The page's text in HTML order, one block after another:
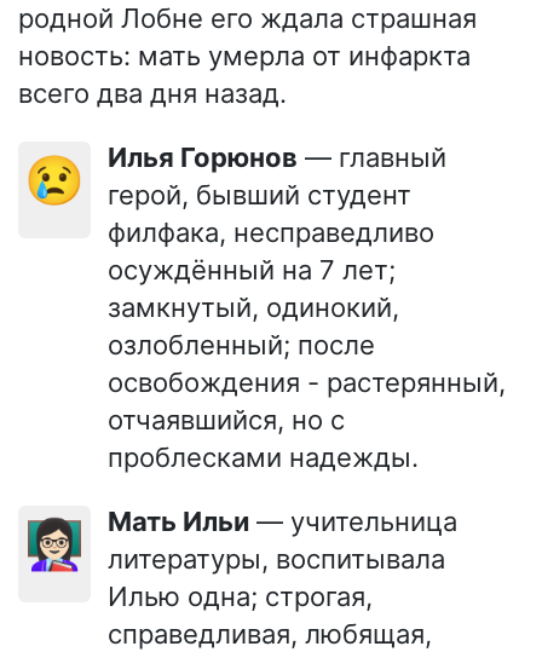
родной Лобне его ждала страшная
новость: мать умерла от инфаркта
всего два дня назад.
😢 Илья Горюнов — главный
герой, бывший студент
филфака, несправедливо
осуждённый на 7 лет;
замкнутый, одинокий,
озлобленный; после
освобождения - растерянный,
отчаявшийся, но с
проблесками надежды.
👩🏻‍🏫 Мать Ильи — учительница
литературы, воспитывала
Илью одна; строгая,
справедливая, любящая,